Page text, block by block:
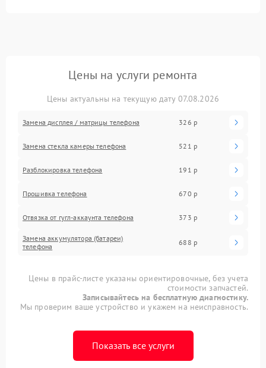
Цены на услуги ремонта
Цены актуальны на текущую дату 07.08.2026
Замена дисплея / матрицы телефона 326 р
Замена стекла камеры телефона 521 р
Разблокировка телефона 191 р
Прошивка телефона 670 р
Отвязка от гугл-аккаунта телефона 373 р
Замена аккумулятора (батареи)
телефона
688 р
Цены в прайс-листе указаны ориентировочные, без учета
стоимости запчастей.
Записывайтесь на бесплатную диагностику.
Мы проверим ваше устройство и укажем на неисправность.
Показать все услуги